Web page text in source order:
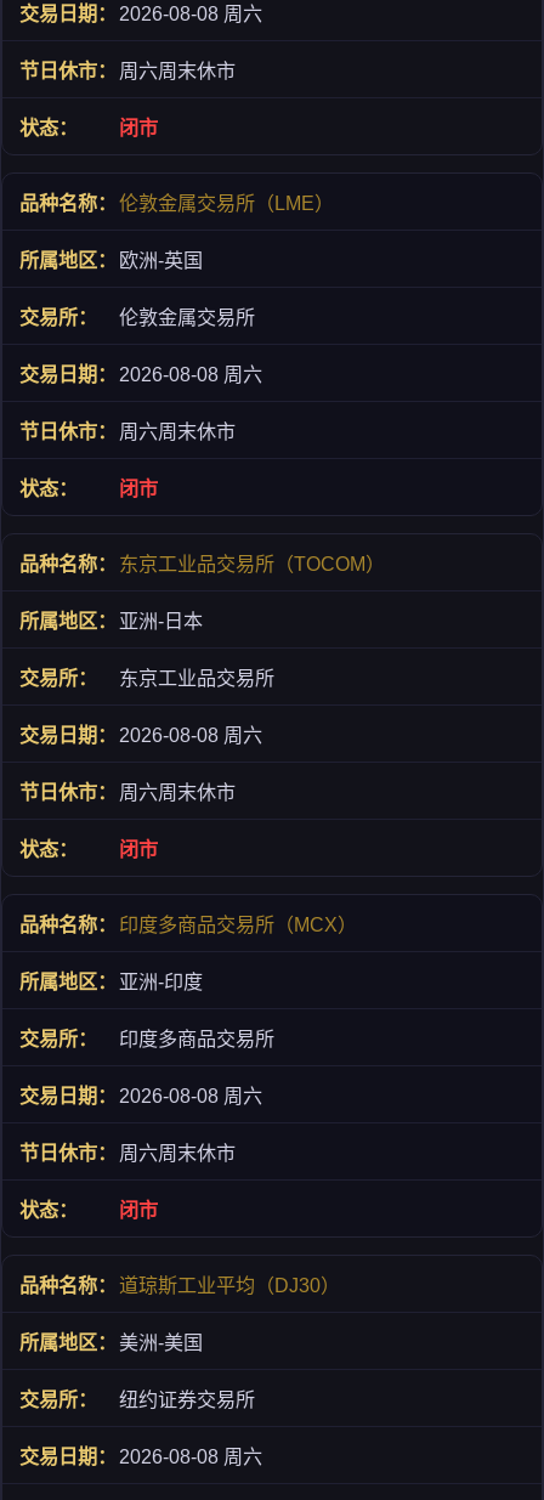
2026-08-08 周六
周六周末休市
闭市
伦敦金属交易所（LME）
欧洲-英国
伦敦金属交易所
2026-08-08 周六
周六周末休市
闭市
东京工业品交易所（TOCOM）
亚洲-日本
东京工业品交易所
2026-08-08 周六
周六周末休市
闭市
印度多商品交易所（MCX）
亚洲-印度
印度多商品交易所
2026-08-08 周六
周六周末休市
闭市
道琼斯工业平均（DJ30）
美洲-美国
纽约证券交易所
2026-08-08 周六